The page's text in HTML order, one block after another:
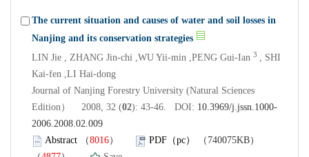
The current situation and causes of water and soil losses in
Nanjing and its conservation strategies
LIN Jie , ZHANG Jin-chi ,WU Yii-min ,PENG Gui-Ian 3 , SHI
Kai-fen ,LI Hai-dong
Journal of Nanjing Forestry University (Natural Sciences
Edition） 2008, 32 (02): 43-46. DOI: 10.3969/j.jssn.1000-
2006.2008.02.009
Abstract （8016） PDF（pc）
（740075KB）